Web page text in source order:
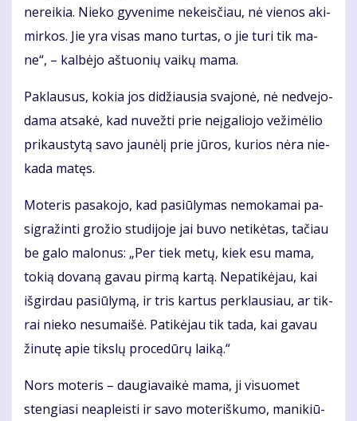
ne­rei­kia. Nie­ko gy­ve­ni­me ne­keis­čiau, nė vie­nos aki­
mir­kos. Jie yra vi­sas ma­no tur­tas, o jie tu­ri tik ma­
ne“, – kal­bė­jo aš­tuo­nių vai­kų ma­ma.
Pa­klau­sus, ko­kia jos di­džiau­sia sva­jo­nė, nė ne­dve­jo­
da­ma at­sa­kė, kad nu­vež­ti prie ne­įga­lio­jo ve­ži­mė­lio
pri­kaus­ty­tą sa­vo jau­nė­lį prie jū­ros, ku­rios nė­ra nie­
ka­da ma­tęs.
Mo­te­ris pa­sa­ko­jo, kad pa­siū­ly­mas ne­mo­ka­mai pa­
sig­ra­žin­ti gro­žio stu­di­jo­je jai bu­vo ne­ti­kė­tas, ta­čiau
be ga­lo ma­lo­nus: „Per tiek me­tų, kiek esu ma­ma,
to­kią do­va­ną ga­vau pir­mą kar­tą. Ne­pa­ti­kė­jau, kai
iš­gir­dau pa­siū­ly­mą, ir tris kar­tus per­klau­siau, ar tik­
rai nie­ko ne­su­mai­šė. Pa­ti­kė­jau tik ta­da, kai ga­vau
ži­nu­tę apie tiks­lų pro­ce­dū­rų lai­ką.“
Nors mo­te­ris – dau­gia­vai­kė ma­ma, ji vi­suo­met
sten­gia­si ne­ap­leis­ti ir sa­vo mo­te­riš­ku­mo, ma­ni­kiū­